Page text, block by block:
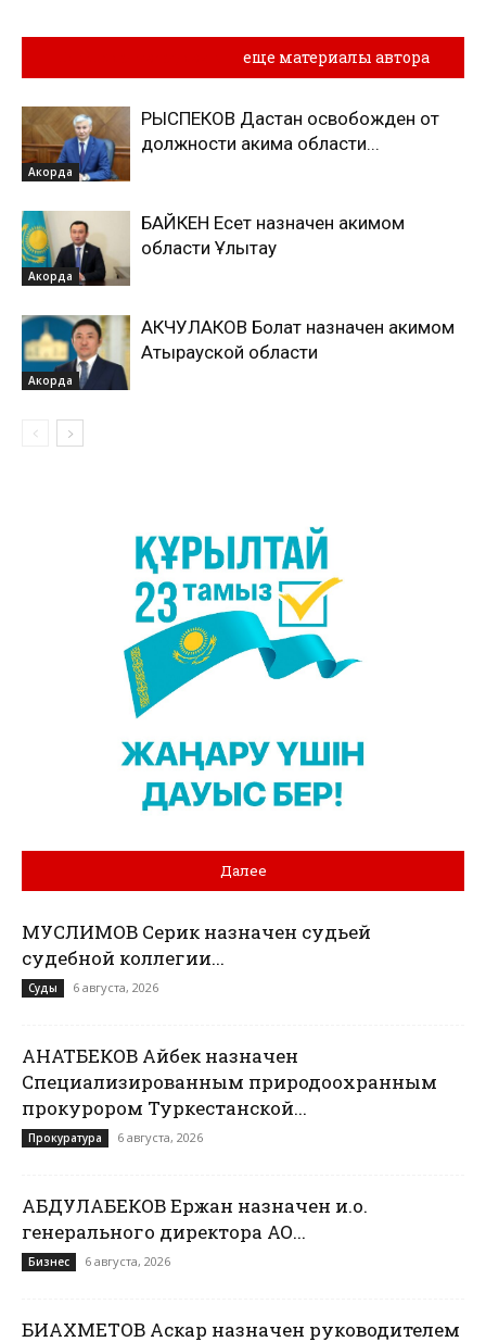
еще материалы автора
Акорда
РЫСПЕКОВ Дастан освобожден от
должности акима области...
Акорда
БАЙКЕН Есет назначен акимом
области Ұлытау
Акорда
АКЧУЛАКОВ Болат назначен акимом
Атырауской области
Далее
МУСЛИМОВ Серик назначен судьей
судебной коллегии...
Суды 6 августа, 2026
ҚАНАТБЕКОВ Айбек назначен
Специализированным природоохранным
прокурором Туркестанской...
Прокуратура 6 августа, 2026
АБДУЛАБЕКОВ Ержан назначен и.о.
генерального директора АО...
Бизнес 6 августа, 2026
БИАХМЕТОВ Аскар назначен руководителем